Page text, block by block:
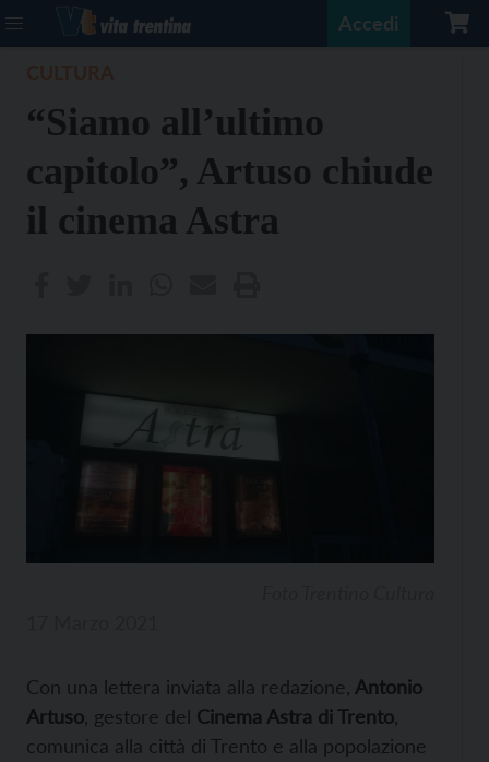
Accedi
“Siamo all’ultimo
capitolo”, Artuso chiude
il cinema Astra
Con una lettera inviata alla redazione, Antonio
Artuso , gestore del Cinema Astra di Trento
comunica alla città di Trento e alla popolazione